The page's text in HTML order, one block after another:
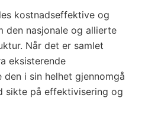
kostnadseffektive og
den nasjonale og allierte
Når det er samlet
eksisterende
i sin helhet gjennomgå
sikte på effektivisering og